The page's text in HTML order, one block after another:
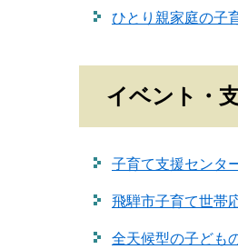
ひとり親家庭の子
イベント・
子育て支援センタ
飛騨市子育て世帯
全天候型の子ども